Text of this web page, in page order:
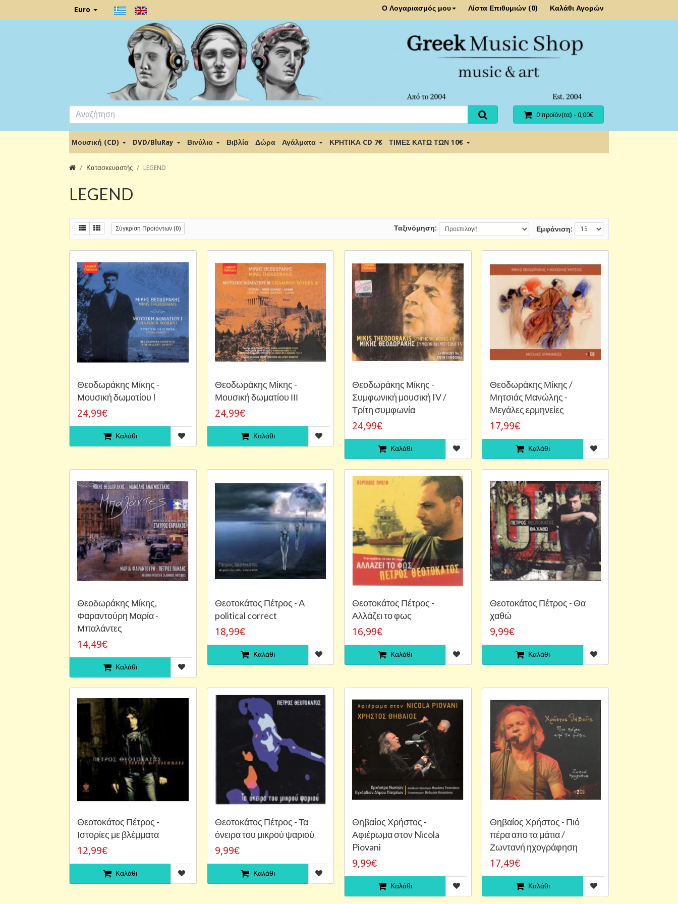
Euro Ο Λογαριασμός μου Λίστα Επιθυμιών (0) Καλάθι Αγορών
0 προϊόν(τα) - 0,00€
Μουσική (CD) DVD/BluRay Βινύλια Βιβλία Δώρα Αγάλματα ΚΡΗΤΙΚΑ CD 7€ ΤΙΜΕΣ ΚΑΤΩ ΤΩΝ 10€
Κατασκευαστής LEGEND
LEGEND
Σύγκριση Προϊόντων (0) Ταξινόμηση: Εμφάνιση:
Θεοδωράκης Μίκης -
Μουσική δωματίου I
24,99€
Καλάθι
Θεοδωράκης Μίκης -
Μουσική δωματίου ΙΙΙ
24,99€
Καλάθι
Θεοδωράκης Μίκης -
Συμφωνική μουσική IV /
Τρίτη συμφωνία
24,99€
Καλάθι
Θεοδωράκης Μίκης /
Μητσιάς Μανώλης -
Μεγάλες ερμηνείες
17,99€
Καλάθι
Θεοδωράκης Μίκης,
Φαραντούρη Μαρία -
Μπαλάντες
14,49€
Καλάθι
Θεοτοκάτος Πέτρος - A
political correct
18,99€
Καλάθι
Θεοτοκάτος Πέτρος -
Αλλάζει το φως
16,99€
Καλάθι
Θεοτοκάτος Πέτρος - Θα
χαθώ
9,99€
Καλάθι
Θεοτοκάτος Πέτρος -
Ιστορίες με βλέμματα
12,99€
Καλάθι
Θεοτοκάτος Πέτρος - Τα
όνειρα του μικρού ψαριού
9,99€
Καλάθι
Θηβαίος Χρήστος -
Αφιέρωμα στον Nicola
Piovani
9,99€
Καλάθι
Θηβαίος Χρήστος - Πιό
πέρα απο τα μάτια /
Ζωντανή ηχογράφηση
17,49€
Καλάθι